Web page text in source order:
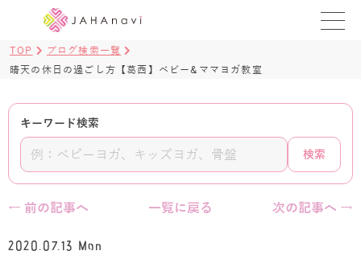
レッスンを探す
BLOG
ヨガ資格講座 ›
TOP
ブログ検索一覧
晴天の休日の過ごし方【葛西】ベビー&ママヨガ教室
キーワード検索
検索
← 前の記事へ 一覧に戻る 次の記事へ →
2020.07.13 Mon